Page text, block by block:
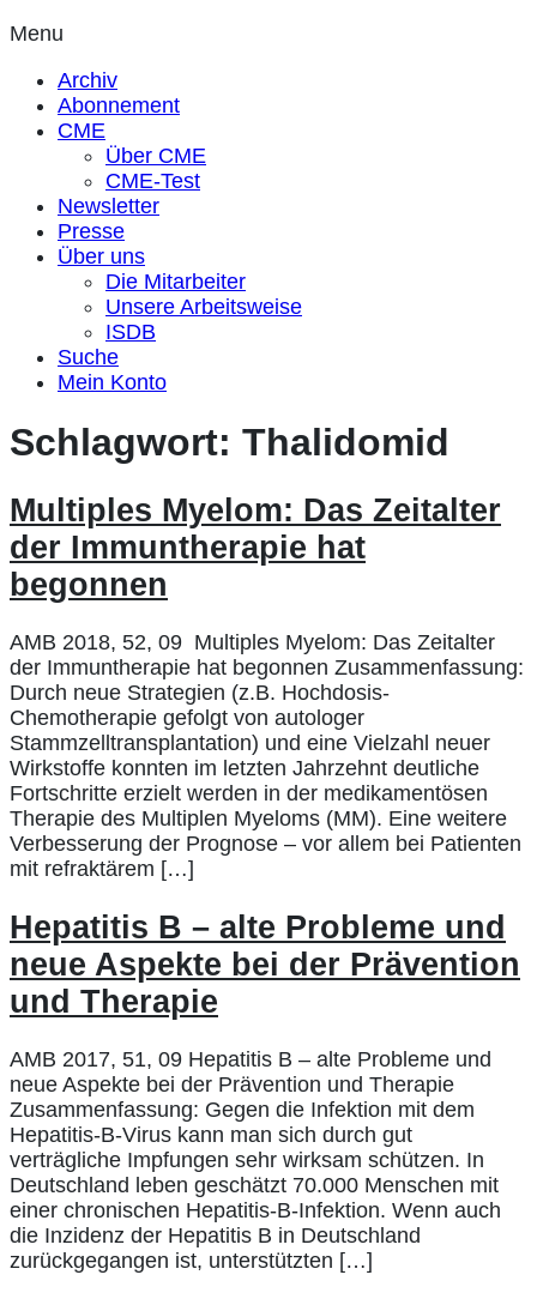
Menu
Archiv
Abonnement
CME
Über CME
CME-Test
Newsletter
Presse
Über uns
Die Mitarbeiter
Unsere Arbeitsweise
ISDB
Suche
Mein Konto
Schlagwort: Thalidomid
Multiples Myelom: Das Zeitalter
der Immuntherapie hat
begonnen
AMB 2018, 52, 09 Multiples Myelom: Das Zeitalter
der Immuntherapie hat begonnen Zusammenfassung:
Durch neue Strategien (z.B. Hochdosis-
Chemotherapie gefolgt von autologer
Stammzelltransplantation) und eine Vielzahl neuer
Wirkstoffe konnten im letzten Jahrzehnt deutliche
Fortschritte erzielt werden in der medikamentösen
Therapie des Multiplen Myeloms (MM). Eine weitere
Verbesserung der Prognose – vor allem bei Patienten
mit refraktärem […]
Hepatitis B – alte Probleme und
neue Aspekte bei der Prävention
und Therapie
AMB 2017, 51, 09 Hepatitis B – alte Probleme und
neue Aspekte bei der Prävention und Therapie
Zusammenfassung: Gegen die Infektion mit dem
Hepatitis-B-Virus kann man sich durch gut
verträgliche Impfungen sehr wirksam schützen. In
Deutschland leben geschätzt 70.000 Menschen mit
einer chronischen Hepatitis-B-Infektion. Wenn auch
die Inzidenz der Hepatitis B in Deutschland
zurückgegangen ist, unterstützten […]